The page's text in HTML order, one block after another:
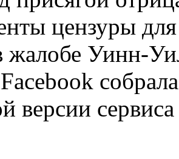
цензуры
жалобе Уинн-
версии